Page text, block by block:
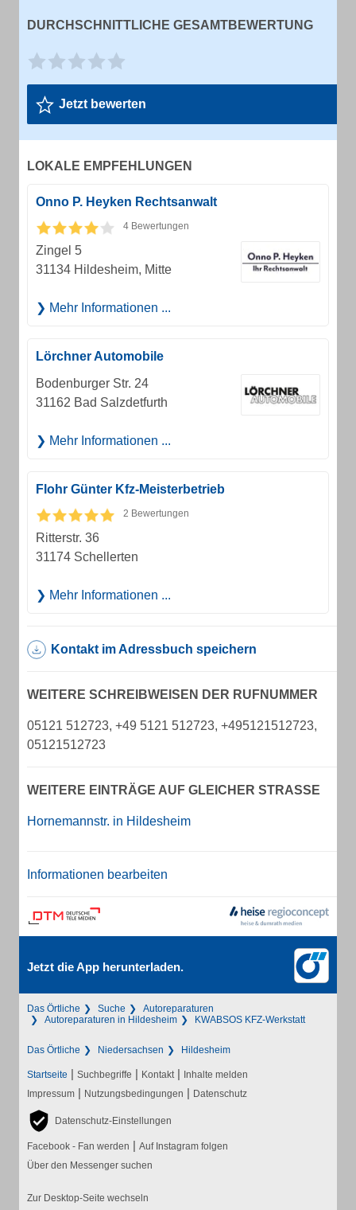
DURCHSCHNITTLICHE GESAMTBEWERTUNG
Jetzt bewerten
LOKALE EMPFEHLUNGEN
Onno P. Heyken Rechtsanwalt
4 Bewertungen
Zingel 5
31134 Hildesheim, Mitte
Mehr Informationen ...
Lörchner Automobile
Bodenburger Str. 24
31162 Bad Salzdetfurth
Mehr Informationen ...
Flohr Günter Kfz-Meisterbetrieb
2 Bewertungen
Ritterstr. 36
31174 Schellerten
Mehr Informationen ...
Kontakt im Adressbuch speichern
WEITERE SCHREIBWEISEN DER RUFNUMMER
05121 512723, +49 5121 512723, +495121512723,
05121512723
WEITERE EINTRÄGE AUF GLEICHER STRASSE
Hornemannstr. in Hildesheim
Informationen bearbeiten
Jetzt die App herunterladen.
Das Örtliche Suche
Autoreparaturen
Autoreparaturen in Hildesheim
KWABSOS KFZ-Werkstatt
Das Örtliche Niedersachsen Hildesheim
Startseite | Suchbegriffe | Kontakt | Inhalte melden
Impressum | Nutzungsbedingungen | Datenschutz
Datenschutz-Einstellungen
Facebook - Fan werden | Auf Instagram folgen
Über den Messenger suchen
Zur Desktop-Seite wechseln